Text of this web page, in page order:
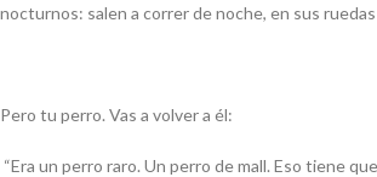
nocturnos: salen a correr de noche, en sus ruedas
Pero tu perro. Vas a volver a él:
“Era un perro raro. Un perro demall. Eso tiene